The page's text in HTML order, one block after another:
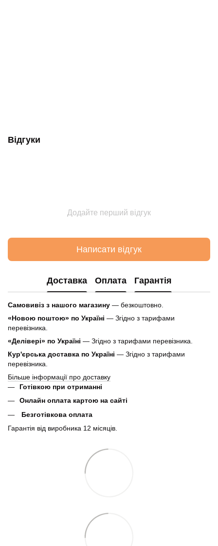
Відгуки
Додайте перший відгук
Написати відгук
Доставка Оплата Гарантія
Самовивіз з нашого магазину — безкоштовно.
«Новою поштою» по Україні — Згідно з тарифами
перевізника.
«Делівері» по Україні — Згідно з тарифами перевізника.
Кур'єрська доставка по Україні — Згідно з тарифами
перевізника.
Більше інформації про доставку
Готівкою при отриманні
Онлайн оплата картою на сайті
Безготівкова оплата
Гарантія від виробника 12 місяців.